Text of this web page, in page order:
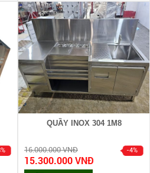
QUẦY INOX 304 1M8
16.000.000 VNĐ
15.300.000 VNĐ